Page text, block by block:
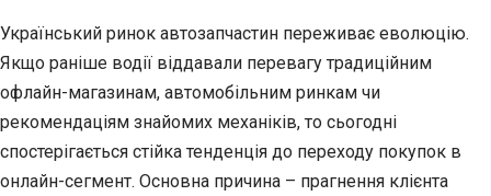
Український ринок автозапчастин переживає еволюцію.
Якщо раніше водії віддавали перевагу традиційним
офлайн-магазинам, автомобільним ринкам чи
рекомендаціям знайомих механіків, то сьогодні
спостерігається стійка тенденція до переходу покупок в
онлайн-сегмент. Основна причина – прагнення клієнта